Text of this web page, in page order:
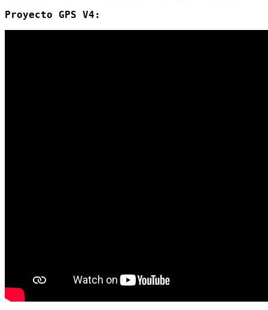
Proyecto GPS V4: